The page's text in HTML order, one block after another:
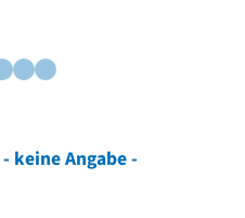
- keine Angabe -